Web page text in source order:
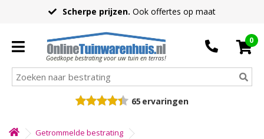
Scherpe prijzen. Ook offertes op maat
Goedkope bestrating voor uw tuin en terras!
0
65 ervaringen
Getrommelde bestrating